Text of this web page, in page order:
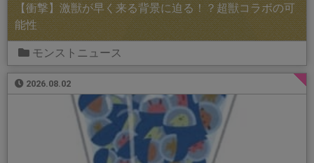
【衝撃】激獣が早く来る背景に迫る！？超獣コラボの可
能性
モンストニュース
2026.08.02